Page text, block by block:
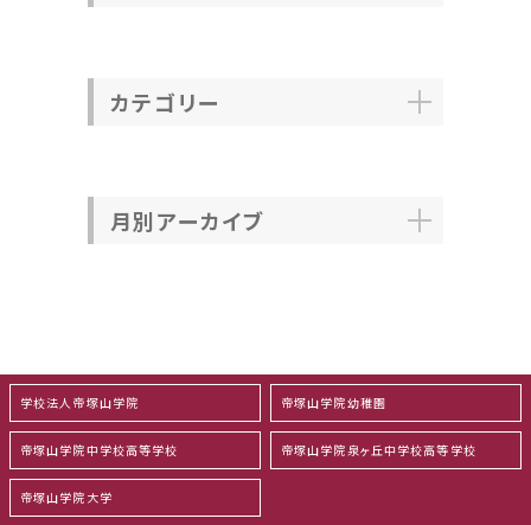
カテゴリー
月別アーカイブ
学校法人帝塚山学院 帝塚山学院幼稚園
帝塚山学院中学校高等学校 帝塚山学院泉ヶ丘中学校高等学校
帝塚山学院大学